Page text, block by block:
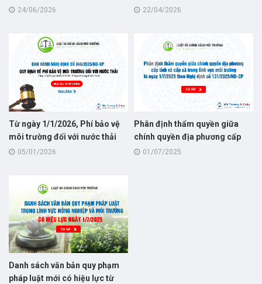
nông nghiệp và môi trường
24/06/2026
thuế dành cho hộ kinh doanh
22/04/2026
Từ ngày 1/1/2026, Phí bảo vệ
môi trường đối với nước thải
quy định tại Nghị định số
05/01/2026
Phân định thẩm quyền giữa
chính quyền địa phương cấp
tỉnh và cấp xã trong lĩnh vực
01/07/2025
Danh sách văn bản quy phạm
pháp luật mới có hiệu lực từ